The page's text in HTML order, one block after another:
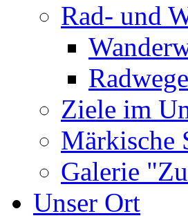
Rad- und
Radwege
Ziele im
Märkische
Galerie
Unser Ort